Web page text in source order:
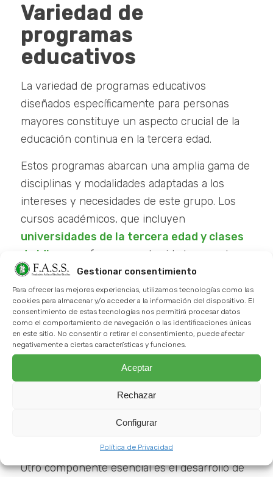
Gestionar consentimiento
Para ofrecer las mejores experiencias, utilizamos tecnologías como las
cookies para almacenar y/o acceder a la información del dispositivo. El
consentimiento de estas tecnologías nos permitirá procesar datos
como el comportamiento de navegación o las identificaciones únicas
en este sitio. No consentir o retirar el consentimiento, puede afectar
negativamente a ciertas características y funciones.
Aceptar
Rechazar
Configurar
Política de Privacidad
Variedad de
programas
educativos
La variedad de programas educativos
diseñados específicamente para personas
mayores constituye un aspecto crucial de la
educación continua en la tercera edad.
Estos programas abarcan una amplia gama de
disciplinas y modalidades adaptadas a los
intereses y necesidades de este grupo. Los
cursos académicos, que incluyen
universidades de la tercera edad y clases
de idiomas
, ofrecen oportunidades para la
exploración intelectual y el desarrollo
personal.
Además, lostalleres prácticos, como clases
de arte, música, cocina o jardinería brindan
una plataforma para la expresión creativa y el
aprendizaje práctico. Estas actividades no solo
activa, contribuyendo a un envejecimiento
Otro componente esencial es el desarrollo de